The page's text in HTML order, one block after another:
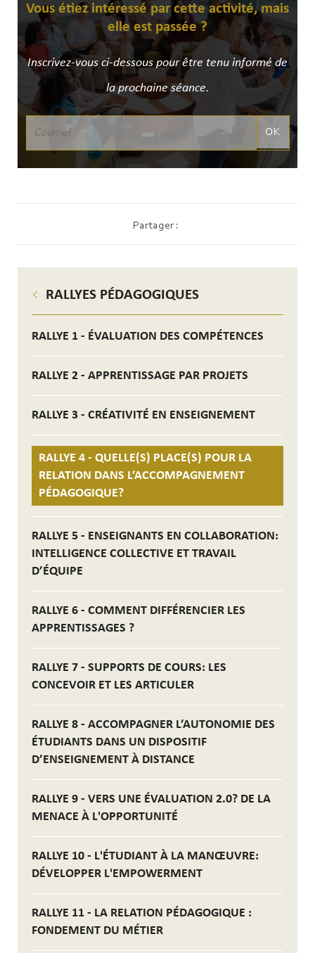
RALLYES PÉDAGOGIQUES
RALLYE 1 - ÉVALUATION DES COMPÉTENCES
RALLYE 2 - APPRENTISSAGE PAR PROJETS
RALLYE 3 - CRÉATIVITÉ EN ENSEIGNEMENT
RALLYE 4 - QUELLE(S) PLACE(S) POUR LA
RELATION DANS L’ACCOMPAGNEMENT
PÉDAGOGIQUE?
RALLYE 5 - ENSEIGNANTS EN COLLABORATION:
INTELLIGENCE COLLECTIVE ET TRAVAIL
D’ÉQUIPE
RALLYE 6 - COMMENT DIFFÉRENCIER LES
APPRENTISSAGES ?
RALLYE 7 - SUPPORTS DE COURS: LES
CONCEVOIR ET LES ARTICULER
RALLYE 8 - ACCOMPAGNER L’AUTONOMIE DES
ÉTUDIANTS DANS UN DISPOSITIF
D’ENSEIGNEMENT À DISTANCE
RALLYE 9 - VERS UNE ÉVALUATION 2.0? DE LA
MENACE À L'OPPORTUNITÉ
RALLYE 10 - L'ÉTUDIANT À LA MANŒUVRE:
DÉVELOPPER L'EMPOWERMENT
RALLYE 11 - LA RELATION PÉDAGOGIQUE :
FONDEMENT DU MÉTIER
Vous étiez intéressé par cette activité, mais
elle est passée ?
Inscrivez-vous ci-dessous pour être tenu informé de
la prochaine séance.
OK
Partager :